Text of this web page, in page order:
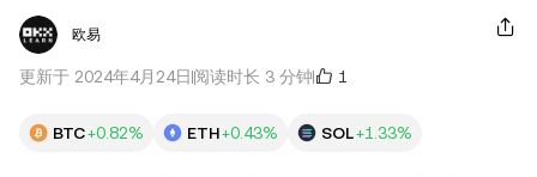
欧易
更新于 2024年4月24日 阅读时长 3 分钟 1
BTC+0.82% ETH+0.43% SOL+1.33%